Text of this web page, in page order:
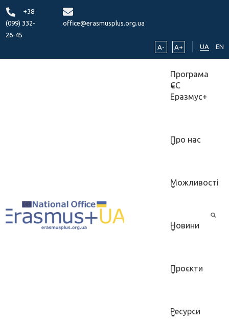
+38
(099) 332-
26-45
office@erasmusplus.org.ua
A- A+ UA EN
Програма
ЄС
Еразмус+
Про нас
Можливості
Новини
Проєкти
Ресурси